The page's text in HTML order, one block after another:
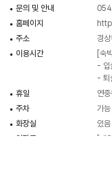
문의 및 안내
홈페이지
주소
경
이용시간
[숙
- 입
- 퇴
휴일
연
주차
가능
화장실
있음
입장료
[개